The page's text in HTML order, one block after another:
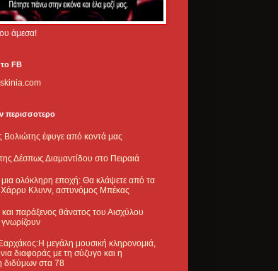
άμεσα!
FB
περισσοτερο
έφυγε από κοντά μας
της Δέσπως Διαμαντίδου στο Πειραιά
μια ολόκληρη εποχή: Θα κλάψετε από τα
Χάρρυ Κλυνν, αστυνόμος Μπέκας
παράξενος θάνατος του Αισχύλου
μεγάλη μουσική κληρονομιά,
διαφοράς με τη σύζυγο και η
διδύμων στα 78